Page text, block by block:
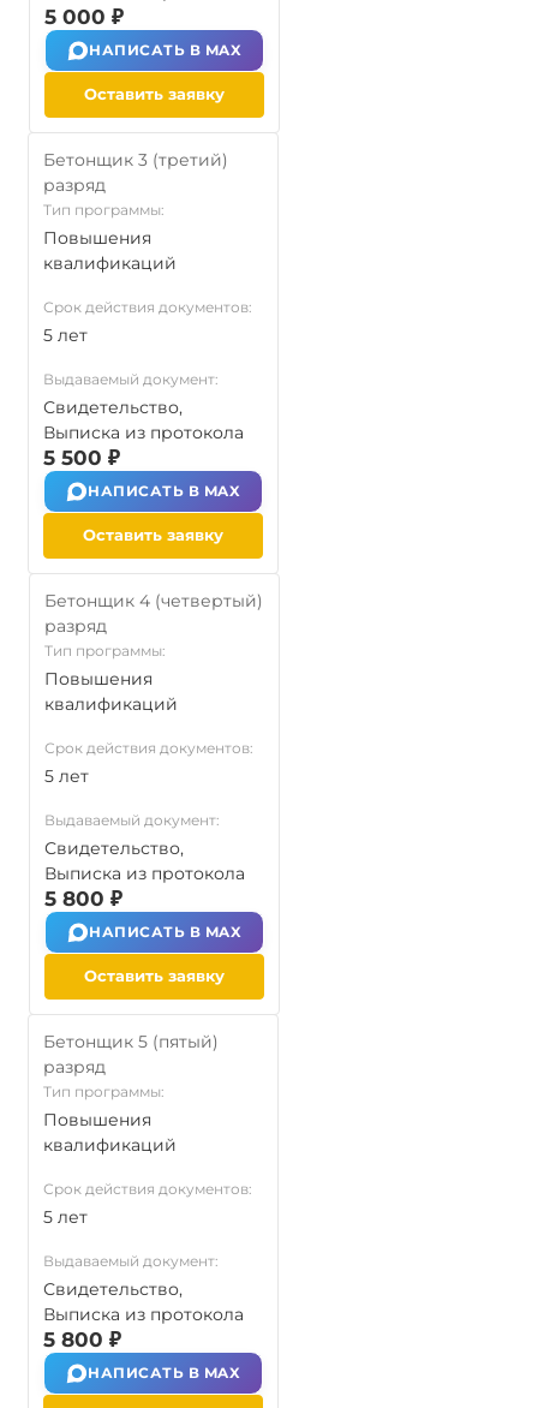
5 000 ₽
НАПИСАТЬ В MAX
Оставить заявку
Бетонщик 3 (третий)
разряд
Тип программы:
Повышения
квалификаций
Срок действия документов:
5 лет
Выдаваемый документ:
Свидетельство,
Выписка из протокола
5 500 ₽
НАПИСАТЬ В MAX
Оставить заявку
Бетонщик 4 (четвертый)
разряд
Тип программы:
Повышения
квалификаций
Срок действия документов:
5 лет
Выдаваемый документ:
Свидетельство,
Выписка из протокола
5 800 ₽
НАПИСАТЬ В MAX
Оставить заявку
Бетонщик 5 (пятый)
разряд
Тип программы:
Повышения
квалификаций
Срок действия документов:
5 лет
Выдаваемый документ:
Свидетельство,
Выписка из протокола
5 800 ₽
НАПИСАТЬ В MAX